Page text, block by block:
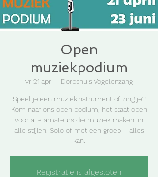
Open
muziekpodium
vr 21 apr
  |
Dorpshuis Vogelenzang
Speel je een muziekinstrument of zing je?
Kom naar ons open podium, het staat open
voor alle amateurs die muziek maken, in
alle stijlen. Solo of met een groep – alles
kan.
Registratie is afgesloten